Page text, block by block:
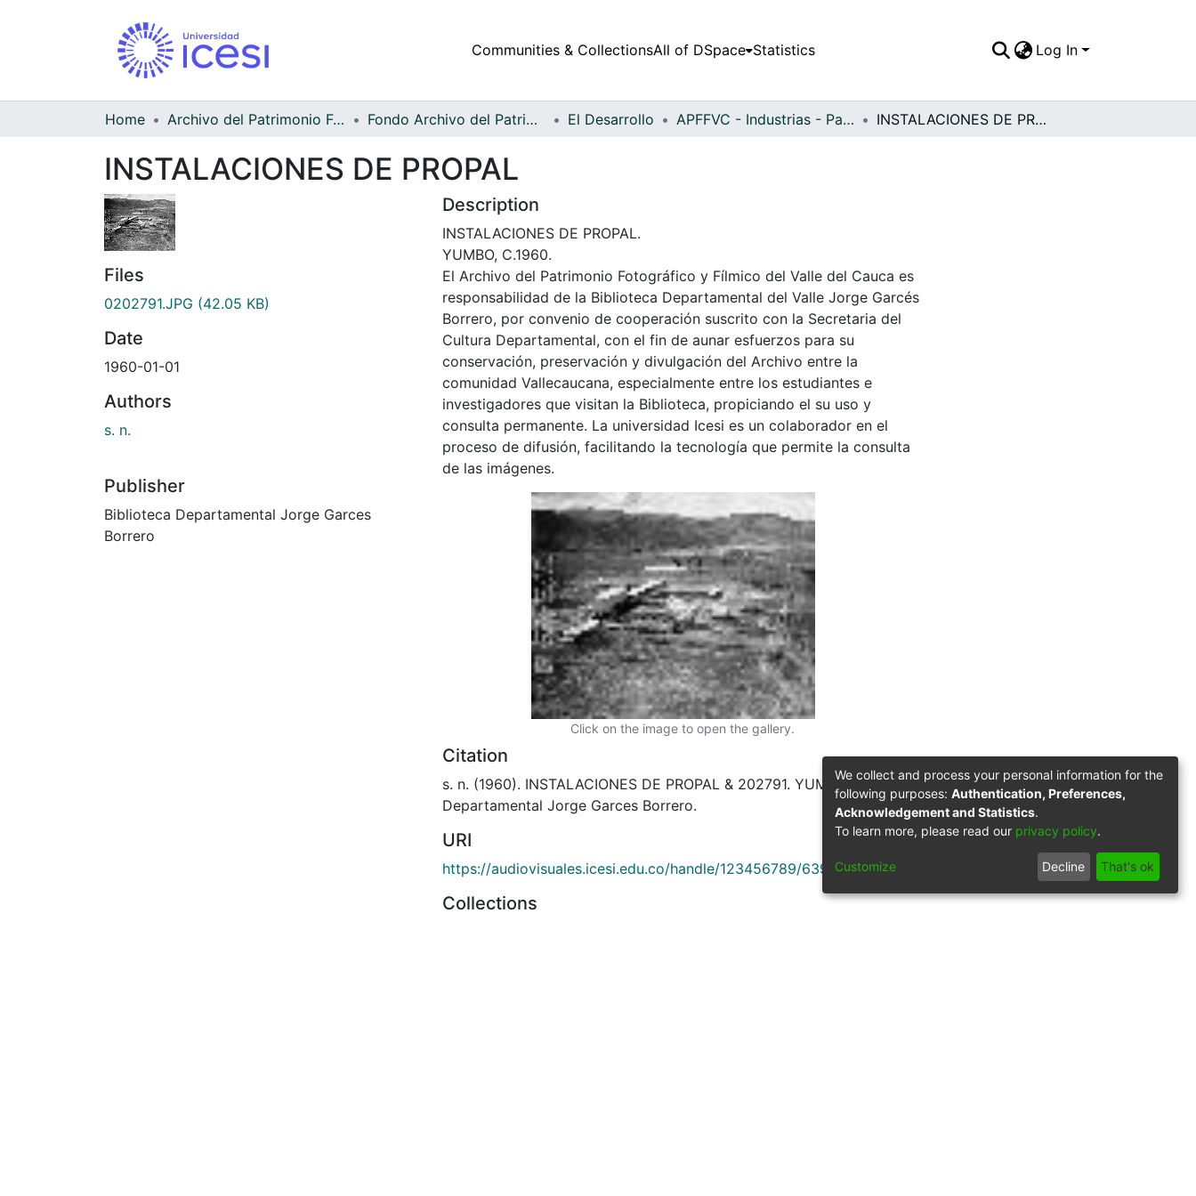
Communities & CollectionsAll of DSpace Statistics Log In
Home Archivo del Patrimonio Fotográfico y Fílmico del Valle del Cauca Fondo Archivo del Patrimonio Fotográfico y Fílmico del Valle del Cauca El Desarrollo APFFVC - Industrias - Patrimonial INSTALACIONES DE PROPAL
INSTALACIONES DE PROPAL
Files
0202791.JPG (42.05 KB)
Date
1960-01-01
Authors
s. n.
Publisher
Biblioteca Departamental Jorge Garces
Borrero
Description
INSTALACIONES DE PROPAL.
YUMBO, C.1960.
El Archivo del Patrimonio Fotográfico y Fílmico del Valle del Cauca es
responsabilidad de la Biblioteca Departamental del Valle Jorge Garcés
Borrero, por convenio de cooperación suscrito con la Secretaria del
Cultura Departamental, con el fin de aunar esfuerzos para su
conservación, preservación y divulgación del Archivo entre la
comunidad Vallecaucana, especialmente entre los estudiantes e
investigadores que visitan la Biblioteca, propiciando el su uso y
consulta permanente. La universidad Icesi es un colaborador en el
proceso de difusión, facilitando la tecnología que permite la consulta
de las imágenes.
Click on the image to open the gallery.
Citation
s. n. (1960). INSTALACIONES DE PROPAL & 202791. YUMBO: Biblioteca
Departamental Jorge Garces Borrero.
URI
https://audiovisuales.icesi.edu.co/handle/123456789/639
Collections
We collect and process your personal information for the
following purposes: Authentication, Preferences,
Acknowledgement and Statistics.
To learn more, please read our privacy policy.
Customize Decline That's ok